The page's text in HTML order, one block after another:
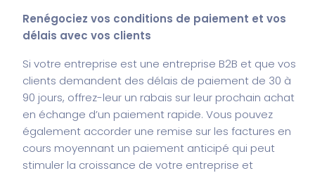
Renégociez vos conditions de paiement et vos
délais avec vos clients
Si votre entreprise est une entreprise B2B et que vos
clients demandent des délais de paiement de 30 à
90 jours, offrez-leur un rabais sur leur prochain achat
en échange d’un paiement rapide. Vous pouvez
également accorder une remise sur les factures en
cours moyennant un paiement anticipé qui peut
stimuler la croissance de votre entreprise et